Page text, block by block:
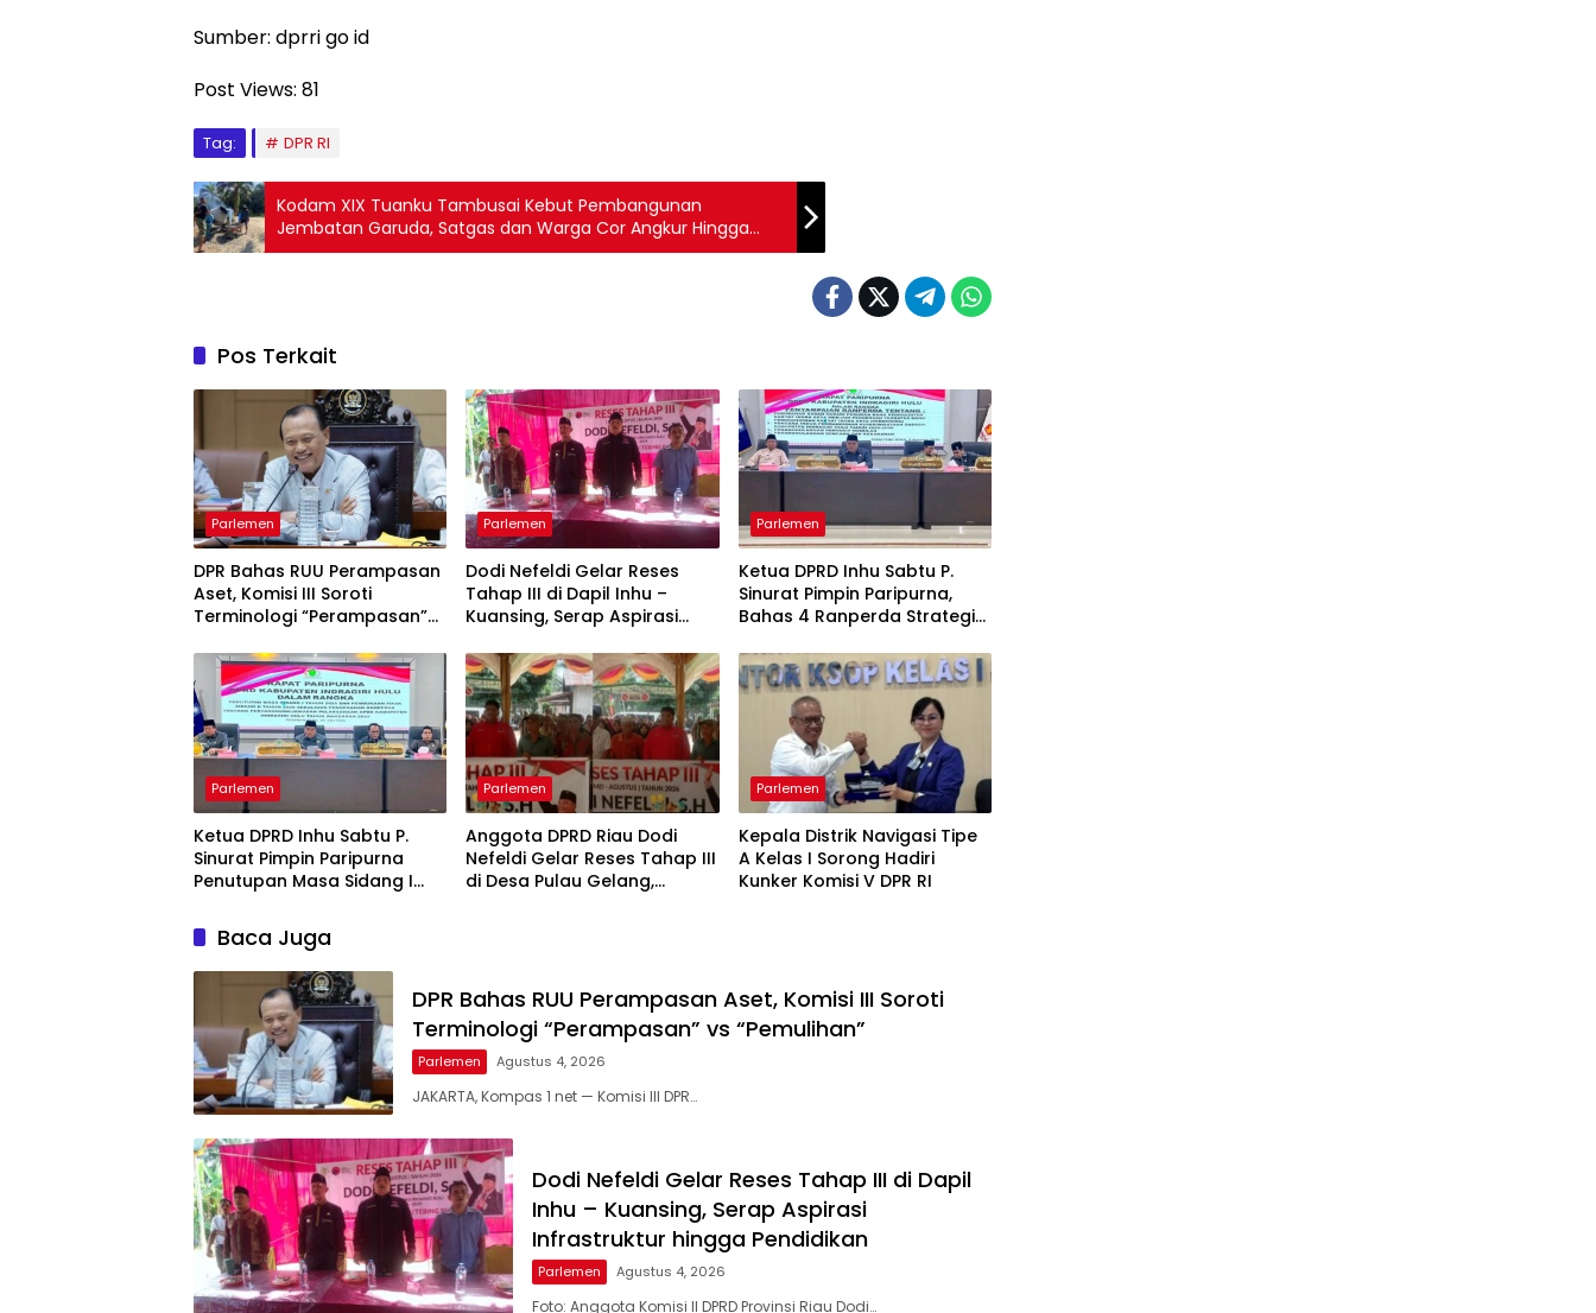
Sumber: dprri go id
Post Views: 81
Tag: DPR RI
Kodam XIX Tuanku Tambusai Kebut Pembangunan
Jembatan Garuda, Satgas dan Warga Cor Angkur Hingga
Tuntas
Pos Terkait
Parlemen
DPR Bahas RUU Perampasan
Aset, Komisi III Soroti
Terminologi “Perampasan”
Parlemen
Dodi Nefeldi Gelar Reses
Tahap III di Dapil Inhu –
Kuansing, Serap Aspirasi
Pendidikan
Parlemen
Ketua DPRD Inhu Sabtu P.
Sinurat Pimpin Paripurna,
Bahas 4 Ranperda Strategis:
Rencana Induk Pariwisata
Parlemen
Ketua DPRD Inhu Sabtu P.
Sinurat Pimpin Paripurna
Penutupan Masa Sidang I
Pertanggungjawaban APBD
2025
Parlemen
Anggota DPRD Riau Dodi
Nefeldi Gelar Reses Tahap III
di Desa Pulau Gelang,
Parlemen
Kepala Distrik Navigasi Tipe
A Kelas I Sorong Hadiri
Kunker Komisi V DPR RI
Baca Juga
DPR Bahas RUU Perampasan Aset, Komisi III Soroti
Terminologi “Perampasan” vs “Pemulihan”
Parlemen Agustus 4, 2026
JAKARTA, Kompas 1 net — Komisi III DPR…
Dodi Nefeldi Gelar Reses Tahap III di Dapil
Inhu – Kuansing, Serap Aspirasi
Infrastruktur hingga Pendidikan
Parlemen Agustus 4, 2026
Foto: Anggota Komisi II DPRD Provinsi Riau Dodi…